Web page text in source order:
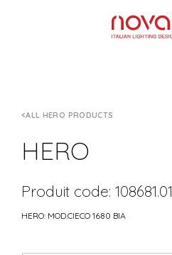
ALL HERO PRODUCTS
HERO
Produit code: 108681.01
HERO: MOD.CIECO 1680 BIA